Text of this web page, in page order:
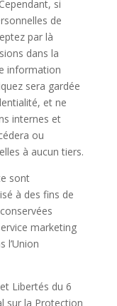
si
de
par là
dans la
information
sera gardée
et ne
internes et
ou
à aucun tiers.
sont
à des fins de
marketing
l’Union
Libertés du 6
sur la Protection